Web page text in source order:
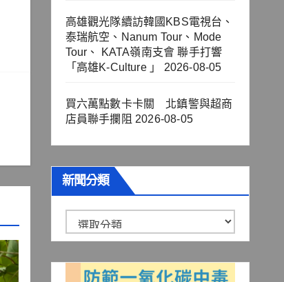
高雄觀光隊續訪韓國KBS電視台、
泰瑞航空、Nanum Tour、Mode
Tour、 KATA嶺南支會 聯手打響
「高雄K-Culture 」
2026-08-05
買六萬點數卡卡關 北鎮警與超商
店員聯手攔阻 2026-08-05
新聞分類
聞
分